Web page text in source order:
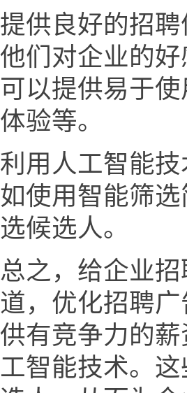
提供良好的招
他们对企业的
可以提供易于
体验等。
利用人工智能
如使用智能筛
选候选人。
总之，给企业
道，优化招聘
供有竞争力的
工智能技术。